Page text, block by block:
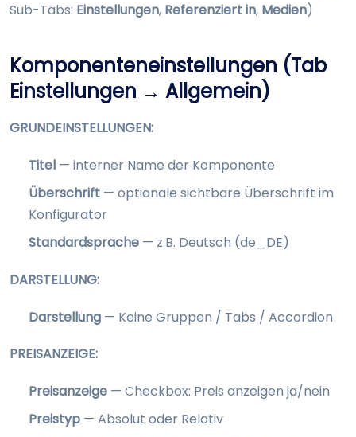
Sub-Tabs: Einstellungen, Referenziert in, Medien)
Komponenteneinstellungen (Tab
Einstellungen → Allgemein)
GRUNDEINSTELLUNGEN:
Titel — interner Name der Komponente
Überschrift — optionale sichtbare Überschrift im
Konfigurator
Standardsprache — z.B. Deutsch (de_DE)
DARSTELLUNG:
Darstellung — Keine Gruppen / Tabs / Accordion
PREISANZEIGE:
Preisanzeige — Checkbox: Preis anzeigen ja/nein
Preistyp — Absolut oder Relativ